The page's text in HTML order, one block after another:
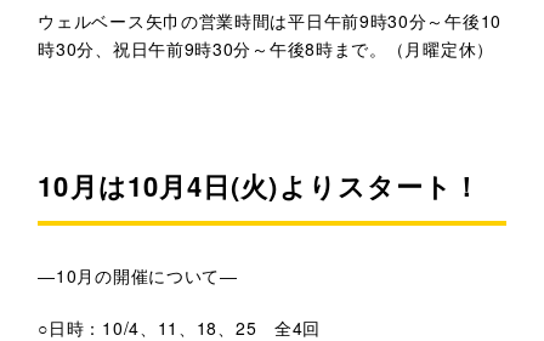
ウェルベース矢巾の営業時間は平日午前9時30分～午後10
時30分、祝日午前9時30分～午後8時まで。（月曜定休）
10月は10月4日(火)よりスタート！
―10月の開催について―
○日時：10/4、11、18、25 全4回